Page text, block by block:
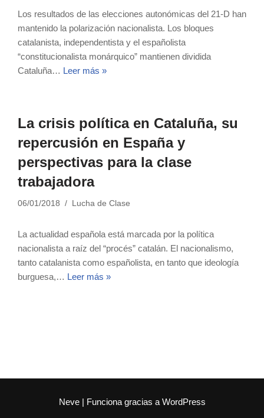
Los resultados de las elecciones autonómicas del 21-D han
mantenido la polarización nacionalista. Los bloques
catalanista, independentista y el españolista
“constitucionalista monárquico” mantienen dividida
Cataluña… Leer más »
La crisis política en Cataluña, su
repercusión en España y
perspectivas para la clase
trabajadora
06/01/2018 Lucha de Clase
La actualidad española está marcada por la política
nacionalista a raíz del “procés” catalán. El nacionalismo,
tanto catalanista como españolista, en tanto que ideología
burguesa,… Leer más »
Neve| Funciona gracias a WordPress